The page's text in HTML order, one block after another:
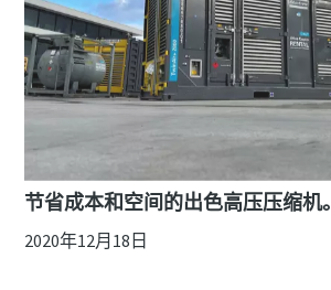
节省成本和空间的出色高压压缩机。
2020年12月18日